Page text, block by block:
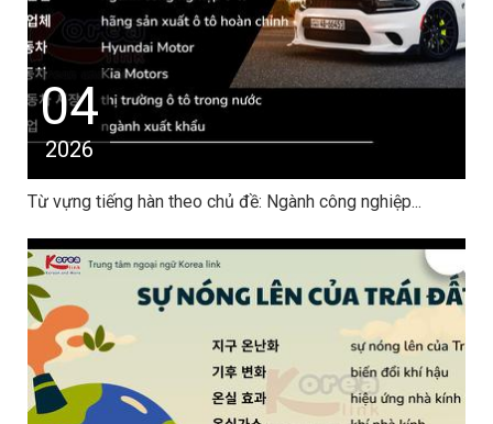
04
2026
Từ vựng tiếng hàn theo chủ đề: Ngành công nghiệp...